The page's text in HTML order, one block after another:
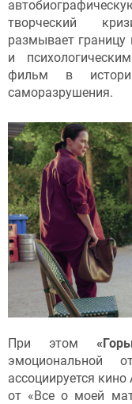
творческий
размывает
и
фильм в
саморазрушения.
При этом
эмоциональной
ассоциируется
от «Все о моей